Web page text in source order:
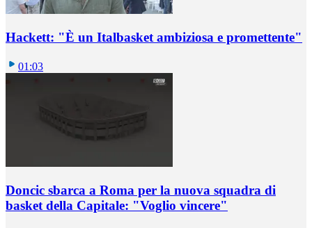
Hackett: "È un Italbasket ambiziosa e promettente"
01:03
Doncic sbarca a Roma per la nuova squadra di
basket della Capitale: "Voglio vincere"